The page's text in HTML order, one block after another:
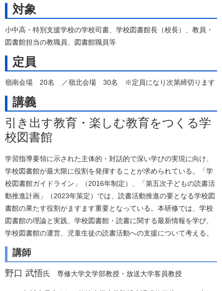
対象
小中高・特別支援学校の学校司書、学校図書館長（校長）、教員・
図書館担当の教職員、図書館職員等
定員
嶺南会場 20名 ／嶺北会場 30名 ※定員になり次第締切ります
講義
引き出す教育・楽しむ教育をつくる学
校図書館
学習指導要領に示された主体的・対話的で深い学びの実現に向け、
学校図書館が最大限に役割を発揮することが求められている。「学
校図書館ガイドライン」（2016年制定）、「第五次子どもの読書活
動推進計画」（2023年策定）では、読書活動推進の要となる学校図
書館の果たす役割がますます重要となっている。本研修では、学校
図書館の理論と実践、学校図書館・読書に関する最新情報を学び、
学校図書館の運営、児童生徒の読書活動への支援について考える。
講師
野口 武悟氏 専修大学文学部教授・放送大学客員教授